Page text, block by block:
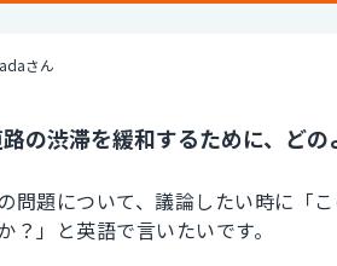
さん
の渋滞を緩和するために、ど
問題について、議論したい時に「
？」と英語で言いたいです。